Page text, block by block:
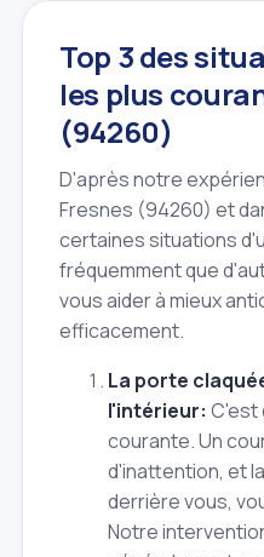
Top 3 des
les plus
(94260)
D'après notre
Fresnes (94260) et
certaines situations
fréquemment que
vous aider à mieux
efficacement.
La porte
l'intérieur: C'est
courante. Un
d'inattention, et
derrière vous,
Notre